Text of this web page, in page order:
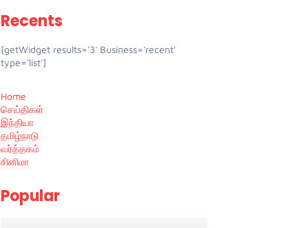
Recents
[getWidget results='3' Business='recent'
type='list']
Home
செய்திகள்
இந்தியா
தமிழ்நாடு
வர்த்தகம்
சினிமா
Popular